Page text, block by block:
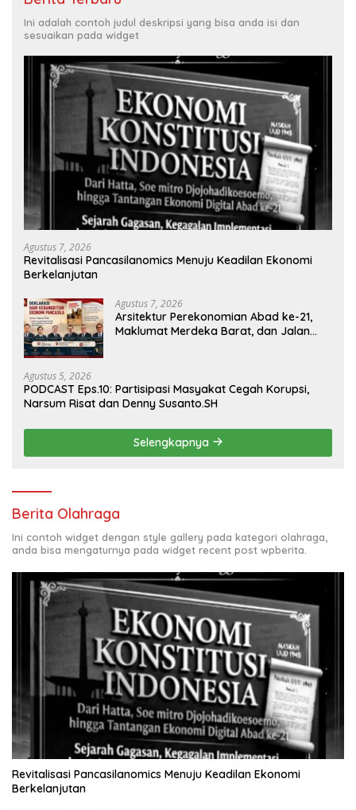
Ini adalah contoh judul deskripsi yang bisa anda isi dan
sesuaikan pada widget
Agustus 7, 2026
Revitalisasi Pancasilanomics Menuju Keadilan Ekonomi
Berkelanjutan
Agustus 7, 2026
Arsitektur Perekonomian Abad ke-21,
Maklumat Merdeka Barat, dan Jalan
Agustus 5, 2026
PODCAST Eps.10: Partisipasi Masyakat Cegah Korupsi,
Narsum Risat dan Denny Susanto.SH
Selengkapnya
Berita Olahraga
Ini contoh widget dengan style gallery pada kategori olahraga,
anda bisa mengaturnya pada widget recent post wpberita.
Revitalisasi Pancasilanomics Menuju Keadilan Ekonomi
Berkelanjutan